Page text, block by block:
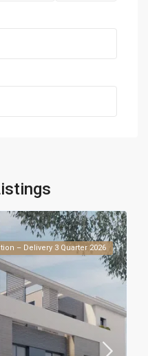
– Delivery 3 Quarter 2026